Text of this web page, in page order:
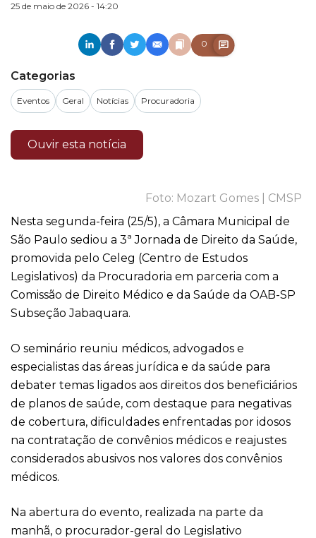
25 de maio de 2026 - 14:20
0
Categorias
Eventos Geral Notícias Procuradoria
Ouvir esta notícia
Mozart Gomes | CMSP
Nesta segunda-feira (25/5), a Câmara Municipal de
São Paulo sediou a 3ª Jornada de Direito da Saúde,
promovida pelo Celeg (Centro de Estudos
Legislativos) da Procuradoria em parceria com a
Comissão de Direito Médico e da Saúde da OAB-SP
Subseção Jabaquara.
O seminário reuniu médicos, advogados e
especialistas das áreas jurídica e da saúde para
debater temas ligados aos direitos dos beneficiários
de planos de saúde, com destaque para negativas
de cobertura, dificuldades enfrentadas por idosos
na contratação de convênios médicos e reajustes
considerados abusivos nos valores dos convênios
médicos.
Na abertura do evento, realizada na parte da
manhã, o procurador-geral do Legislativo